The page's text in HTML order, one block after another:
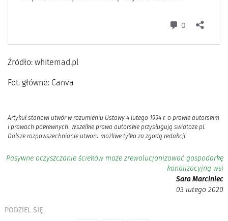
Źródło: whitemad.pl
Fot. główne: Canva
Artykuł stanowi utwór w rozumieniu Ustawy 4 lutego 1994 r. o prawie autorskim
i prawach pokrewnych. Wszelkie prawa autorskie przysługują swiatoze.pl.
Dalsze rozpowszechnianie utworu możliwe tylko za zgodą redakcji.
Pasywne oczyszczanie ścieków może zrewolucjonizować gospodarkę
kanalizacyjną wsi
Sara Marciniec
03 lutego 2020
PODZIEL SIĘ